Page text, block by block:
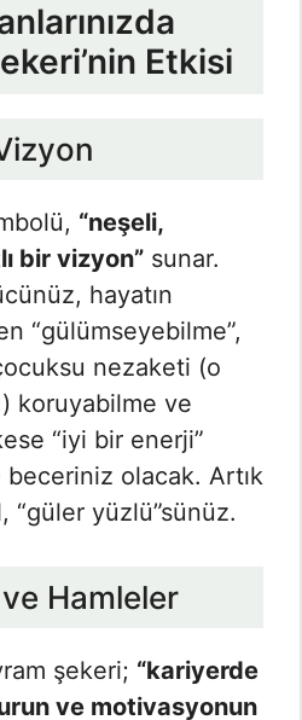
Etkisi
“neşeli,
bir vizyon” sunar.
hayatın
“gülümseyebilme”,
nezaketi (o
koruyabilme ve
“iyi bir enerji”
beceriniz olacak. Artık
“güler yüzlü”sünüz.
Hamleler
şekeri; “kariyerde
ve motivasyonun